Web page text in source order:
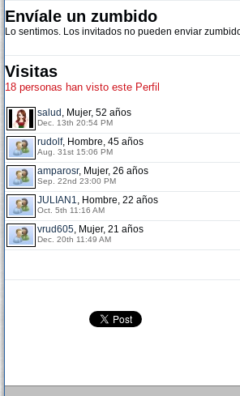
Envíale un zumbido
Lo sentimos. Los invitados no pueden enviar
Visitas
18 personas han visto este Perfil
salud , Mujer, 52 años
Dec. 13th 20:54 PM
rudolf, Hombre, 45 años
Aug. 31st 15:06 PM
amparosr, Mujer, 26 años
Sep. 22nd 23:00 PM
JULIAN1, Hombre, 22 años
Oct. 5th 11:16 AM
vrud605, Mujer, 21 años
Dec. 20th 11:49 AM